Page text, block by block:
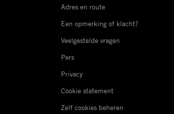
Adres en route
Een opmerking of klacht?
Veelgestelde vragen
Pers
Privacy
Cookie statement
Zelf cookies beheren